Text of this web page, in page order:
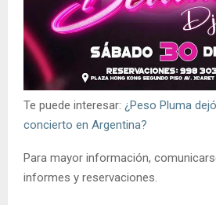
Te puede interesar: ¿Peso Pluma
concierto en Argentina?
Para mayor información,
informes y reservaciones.